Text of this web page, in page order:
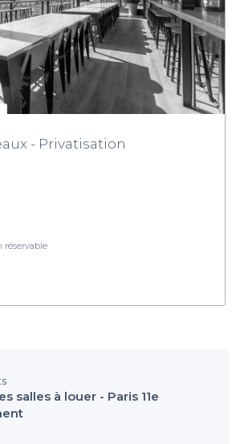
- Privatisation
réservable
salles à louer - Paris 11e